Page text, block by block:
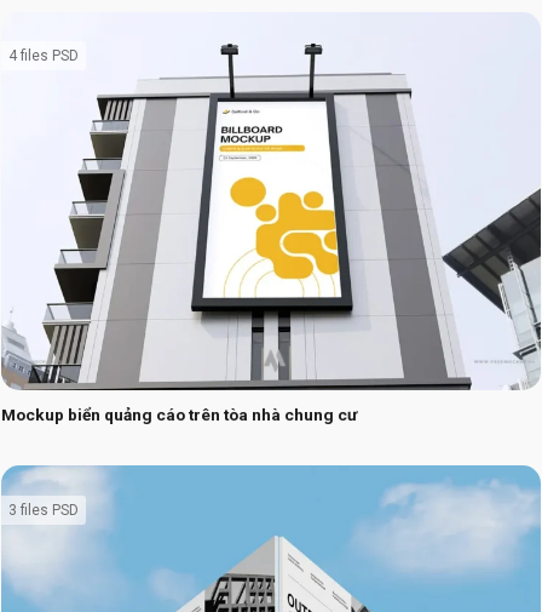
Mockup biển quảng cáo trên tòa nhà chung cư
4 files PSD
3 files PSD